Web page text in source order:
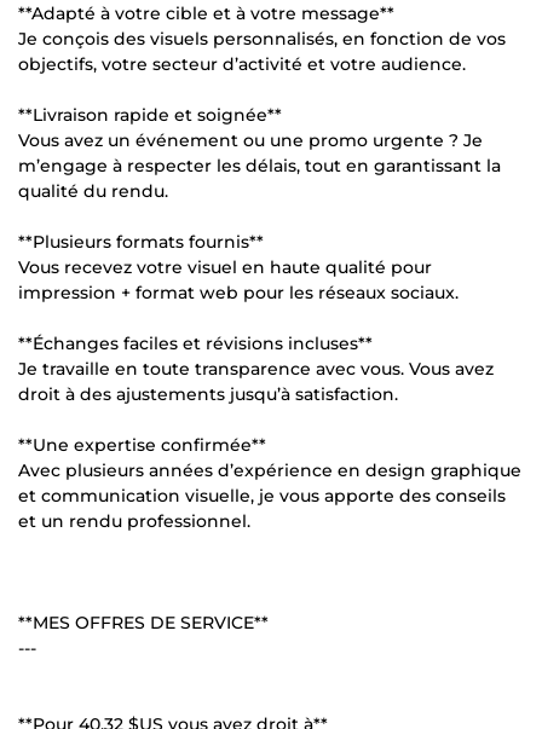
**Adapté à votre cible et à votre message**
Je conçois des visuels personnalisés, en fonction de vos
objectifs, votre secteur d’activité et votre audience.
**Livraison rapide et soignée**
Vous avez un événement ou une promo urgente ? Je
m’engage à respecter les délais, tout en garantissant la
qualité du rendu.
**Plusieurs formats fournis**
Vous recevez votre visuel en haute qualité pour
impression + format web pour les réseaux sociaux.
**Échanges faciles et révisions incluses**
Je travaille en toute transparence avec vous. Vous avez
droit à des ajustements jusqu’à satisfaction.
**Une expertise confirmée**
Avec plusieurs années d’expérience en design graphique
et communication visuelle, je vous apporte des conseils
et un rendu professionnel.
**MES OFFRES DE SERVICE**
---
**Pour 40,32 $US vous avez droit à**